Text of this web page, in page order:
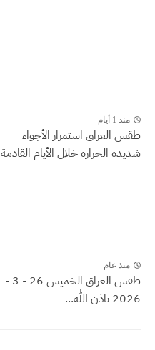
منذ 1 أيام
طقس العراق ‏استمرار الأجواء
شديدة الحرارة خلال الأيام القادمة
منذ عام
طقس العراق الخميس 26 - 3 -
2026 باذن الله...